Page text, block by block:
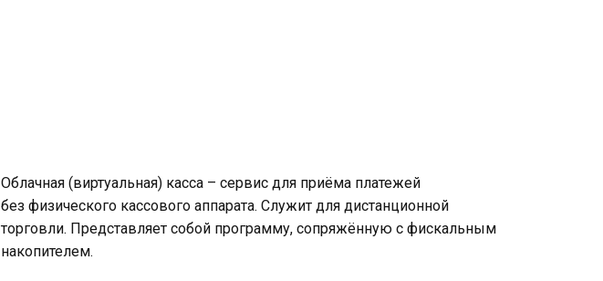
Облачная (виртуальная) касса – сервис для приёма платежей
без физического кассового аппарата. Служит для дистанционной
торговли. Представляет собой программу, сопряжённую с фискальным
накопителем.